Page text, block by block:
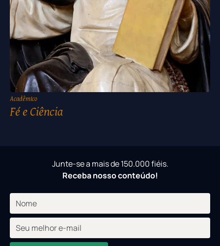
Acadêmico
Fé e Ciência
Junte-se a mais de 150.000 fiéis.
Receba nosso conteúdo!